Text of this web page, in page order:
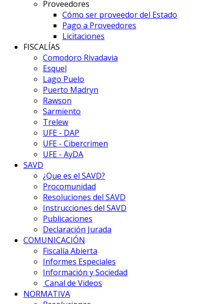
Proveedores
Cómo ser proveedor del Estado
Pago a Proveedores
Licitaciones
FISCALÍAS
Comodoro Rivadavia
Esquel
Lago Puelo
Puerto Madryn
Rawson
Sarmiento
Trelew
UFE - DAP
UFE - Cibercrimen
UFE - AyDA
SAVD
¿Que es el SAVD?
Procomunidad
Resoluciones del SAVD
Instrucciones del SAVD
Publicaciones
Declaración Jurada
COMUNICACIÓN
Fiscalía Abierta
Informes Especiales
Información y Sociedad
Canal de Videos
NORMATIVA